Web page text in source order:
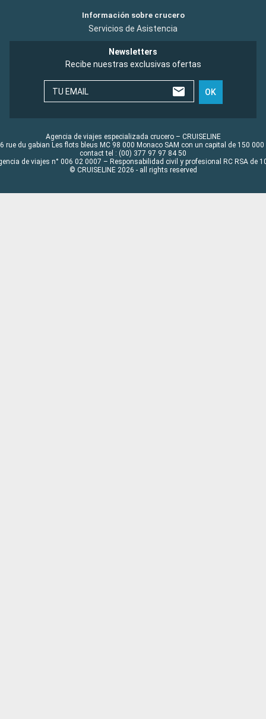
Información sobre crucero
Servicios de Asistencia
Newsletters
Recibe nuestras exclusivas ofertas
TU EMAIL OK
Agencia de viajes especializada crucero – CRUISELINE
rue du gabian Les flots bleus MC 98 000 Monaco SAM con un capital de 150 000
contact tel : (00) 377 97 97 84 50
de viajes n° 006 02 0007 – Responsabilidad civil y profesional RC RSA de
© CRUISELINE 2026 - all rights reserved